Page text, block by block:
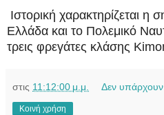
Ιστορική χαρακτηρίζεται η
Ελλάδα και το Πολεμικό
τρεις φρεγάτες κλάσης
στις 11:12:00 μ.μ. Δεν υπάρχουν
Κοινή χρήση